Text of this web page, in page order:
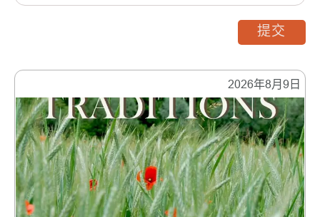
2026年8月9日
提交